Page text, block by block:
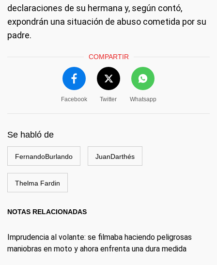
declaraciones de su hermana y, según contó,
expondrán una situación de abuso cometida por su
padre.
COMPARTIR
Facebook Twitter Whatsapp
Se habló de
FernandoBurlando JuanDarthés
Thelma Fardin
NOTAS RELACIONADAS
Imprudencia al volante: se filmaba haciendo peligrosas
maniobras en moto y ahora enfrenta una dura medida